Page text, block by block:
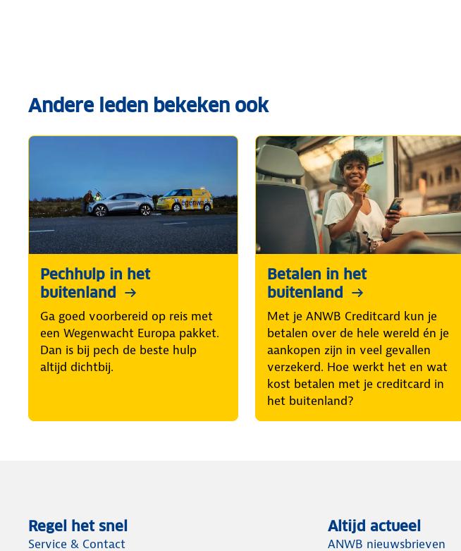
Andere leden bekeken ook
Pechhulp in het
buitenland
Ga goed voorbereid op reis met
een Wegenwacht Europa pakket.
Dan is bij pech de beste hulp
altijd dichtbij.
Betalen in het
buitenland
Met je ANWB Creditcard kun je
betalen over de hele wereld én je
aankopen zijn in veel gevallen
verzekerd. Hoe werkt het en wat
kost betalen met je creditcard in
het buitenland?
Regel het snel
Service & Contact
Altijd actueel
ANWB nieuwsbrieven